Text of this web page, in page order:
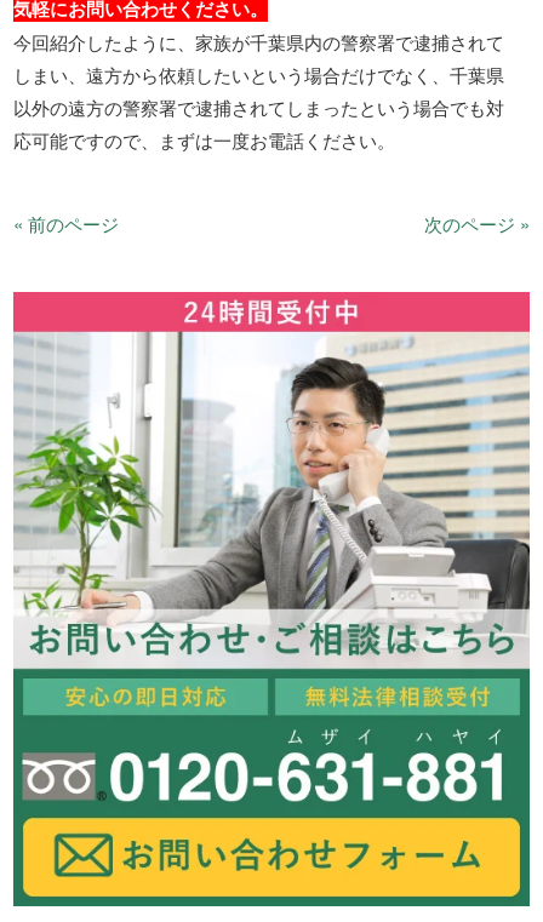
気軽にお問い合わせください。
今回紹介したように、家族が千葉県内の警察署で逮捕されて
しまい、遠方から依頼したいという場合だけでなく、千葉県
以外の遠方の警察署で逮捕されてしまったという場合でも対
応可能ですので、まずは一度お電話ください。
« 前のページ 次のページ »